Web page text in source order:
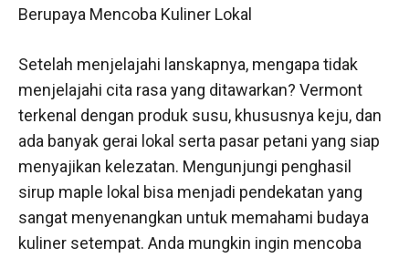
Berupaya Mencoba Kuliner Lokal
Setelah menjelajahi lanskapnya, mengapa tidak
menjelajahi cita rasa yang ditawarkan? Vermont
terkenal dengan produk susu, khususnya keju, dan
ada banyak gerai lokal serta pasar petani yang siap
menyajikan kelezatan. Mengunjungi penghasil
sirup maple lokal bisa menjadi pendekatan yang
sangat menyenangkan untuk memahami budaya
kuliner setempat. Anda mungkin ingin mencoba